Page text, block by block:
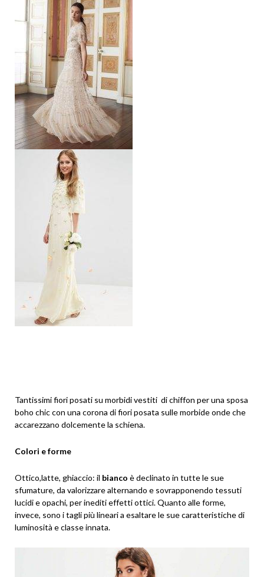
Tantissimi fiori posati su morbidi vestiti di chiffon per una sposa
boho chic con una corona di fiori posata sulle morbide onde che
accarezzano dolcemente la schiena.
Colori e forme
Ottico,latte, ghiaccio: il bianco è declinato in tutte le sue
sfumature, da valorizzare alternando e sovrapponendo tessuti
lucidi e opachi, per inediti effetti ottici. Quanto alle forme,
invece, sono i tagli più lineari a esaltare le sue caratteristiche di
luminosità e classe innata.